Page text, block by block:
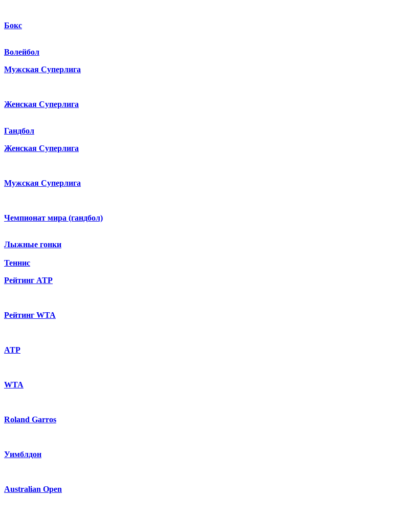
Бокс
Волейбол
Мужская Суперлига
Женская Суперлига
Гандбол
Женская Суперлига
Мужская Суперлига
Чемпионат мира (гандбол)
Лыжные гонки
Теннис
Рейтинг ATP
Рейтинг WTA
ATP
WTA
Roland Garros
Уимблдон
Australian Open